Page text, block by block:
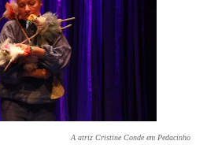
Conde em Pedacinho